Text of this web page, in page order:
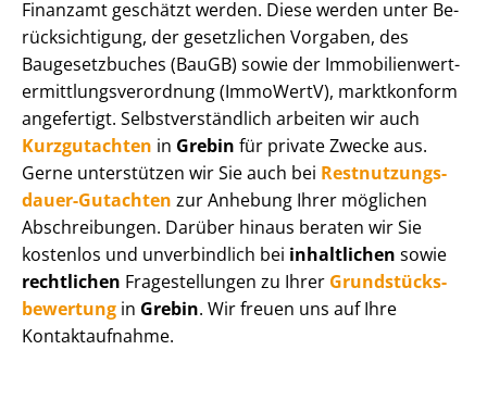
Finanzamt geschätzt werden. Diese werden unter Be­
rück­sich­ti­gung, der gesetzlichen Vorgaben, des
Baugesetzbuches (BauGB) sowie der Im­mo­bi­li­en­wert­
ermitt­lungs­ver­ord­nung (ImmoWertV), marktkonform
angefertigt. Selbst­ver­ständ­lich arbeiten wir auch
Kurzgutachten in Grebin für private Zwecke aus.
Gerne unterstützen wir Sie auch bei Rest­nut­zungs­
dau­er-Gutachten zur Anhebung Ihrer möglichen
Abschreibungen. Darüber hinaus beraten wir Sie
kostenlos und unverbindlich bei inhaltlichen sowie
rechtlichen Fragestellungen zu Ihrer Grund­stücks­
be­wer­tung in Grebin. Wir freuen uns auf Ihre
Kontaktaufnahme.